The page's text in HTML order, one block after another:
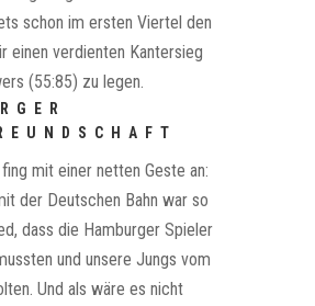
schon im ersten Viertel den
einen verdienten Kantersieg
(55:85) zu legen.
mit einer netten Geste an:
der Deutschen Bahn war so
dass die Hamburger Spieler
und unsere Jungs vom
Und als wäre es nicht